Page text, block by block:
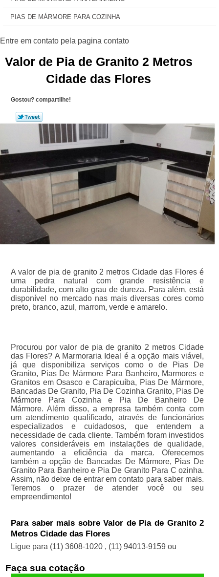
PIAS DE MÁRMORE PARA COZINHA
Valor de Pia de Granito 2 Metros
Cidade das Flores
Gostou? compartilhe!
A valor de pia de granito 2 metros Cidade das Flores é
uma pedra natural com grande resistência e
durabilidade, com alto grau de dureza. Para além, está
disponível no mercado nas mais diversas cores como
preto, branco, azul, marrom, verde e amarelo.
Procurou por valor de pia de granito 2 metros Cidade
das Flores? A Marmoraria Ideal é a opção mais viável,
já que disponibiliza serviços como o de Pias De
Granito, Pias De Mármore Para Banheiro, Marmores e
Granitos em Osasco e Carapicuíba, Pias De Mármore,
Bancadas De Granito, Pia De Cozinha Granito, Pias De
Mármore Para Cozinha e Pia De Banheiro De
Mármore. Além disso, a empresa também conta com
um atendimento qualificado, através de funcionários
especializados e cuidadosos, que entendem a
necessidade de cada cliente. Também foram investidos
valores consideráveis em instalações de qualidade,
aumentando a eficiência da marca. Oferecemos
também a opção de Bancadas De Mármore, Pias De
Granito Para Banheiro e Pia De Granito Para C ozinha.
Assim, não deixe de entrar em contato para saber mais.
Teremos o prazer de atender você ou seu
empreendimento!
Para saber mais sobre Valor de Pia de Granito 2
Metros Cidade das Flores
Ligue para (11) 3608-1020 , (11) 94013-9159 ou
Faça sua cotação